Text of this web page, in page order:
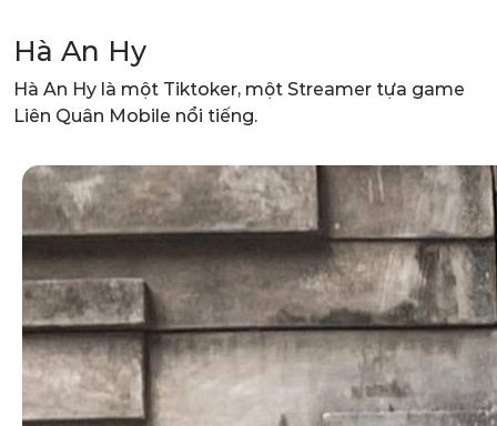
Hà An Hy
Hà An Hy là một Tiktoker, một Streamer tựa game
Liên Quân Mobile nổi tiếng.